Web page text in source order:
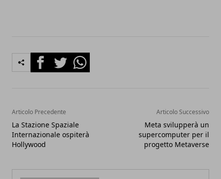
FacebookTwitterWhatsapp
Articolo Precedente
La Stazione Spaziale
Internazionale ospiterà
Hollywood
Articolo Successivo
Meta svilupperà un
supercomputer per il
progetto Metaverse